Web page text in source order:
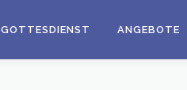
GOTTESDIENST ANGEBOTE